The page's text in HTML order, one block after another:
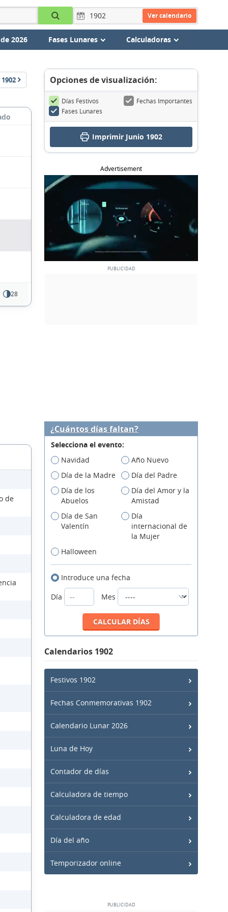
Ver calendario
2026 Fases Lunares Calculadoras
1902
28
Opciones de visualización:
Días Festivos
Fechas Importantes
Fases Lunares
Imprimir Junio 1902
Advertisement
de
¿Cuántos días faltan?
Selecciona el evento:
Navidad
Año Nuevo
Día de la Madre
Día del Padre
Día de los
Abuelos
Día del Amor y la
Amistad
Día de San
Valentín
Día
internacional de
la Mujer
Halloween
Introduce una fecha
Día
Mes
Calendarios 1902
Festivos 1902
Fechas Conmemorativas 1902
Calendario Lunar 2026
Luna de Hoy
Contador de días
Calculadora de tiempo
Calculadora de edad
Día del año
Temporizador online